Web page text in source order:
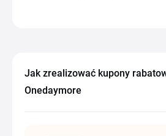
Jak zrealizować kupony
Onedaymore